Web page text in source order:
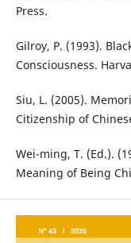
Press.
Gilroy, P. (1993).
Consciousness.
Siu, L. (2005).
Citizenship of
Wei-ming, T. (Ed.).
Meaning of Being